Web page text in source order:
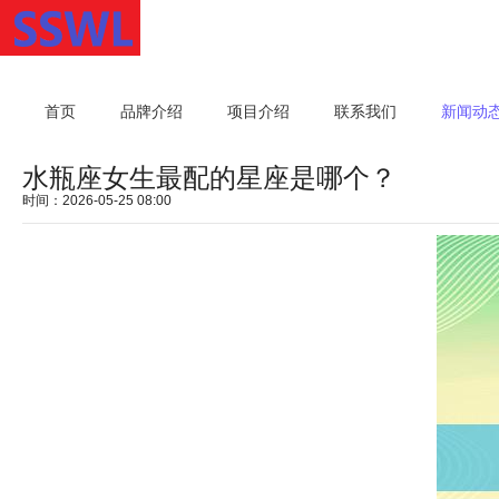
首页 品牌介绍 项目介绍 联系我们 新闻动
水瓶座女生最配的星座是哪个？
时间：2026-05-25 08:00